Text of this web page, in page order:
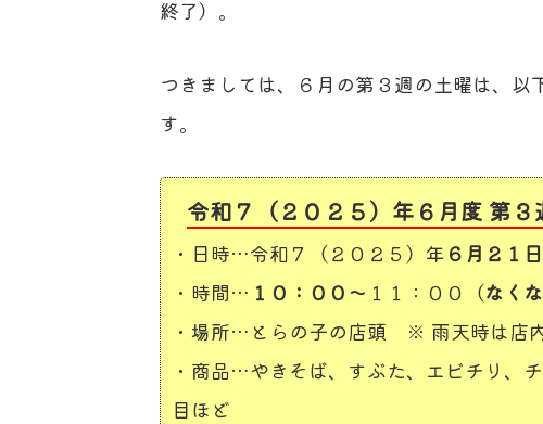
終了）。
つきましては、６月の第３週の土曜は、
す。
令和７（２０２５）年６月度 第３
・日時…令和７（２０２５）年 ６月２１日
・時間… １０：００～ １１：００ （なく
・場所…とらの子の店頭 ※ 雨天時は店
・商品…やきそば、すぶた、エビチリ、
目ほど